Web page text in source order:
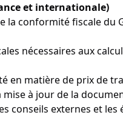
et internationale)
la conformité fiscale
nécessaires aux
en matière de prix de
à jour de la
conseils externes et les